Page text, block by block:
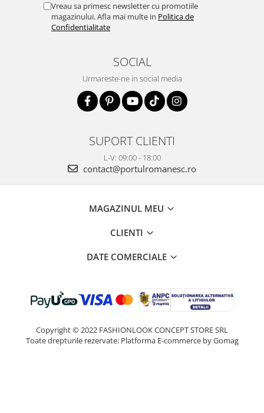
Vreau sa primesc newsletter cu promotiile
magazinului. Afla mai multe in Politica de
Confidentialitate
SOCIAL
Urmareste-ne in social media
SUPORT CLIENTI
L-V: 09:00 - 18:00
contact@portulromanesc.ro
MAGAZINUL MEU
CLIENTI
DATE COMERCIALE
Copyright © 2022 FASHIONLOOK CONCEPT STORE SRL
Toate drepturile rezervate: Platforma E-commerce by Gomag